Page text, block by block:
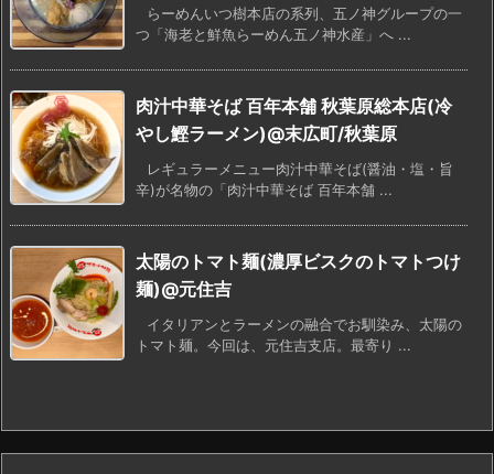
らーめんいつ樹本店の系列、五ノ神グループの一
つ「海老と鮮魚らーめん五ノ神水産」へ ...
肉汁中華そば 百年本舗 秋葉原総本店(冷
やし鰹ラーメン)@末広町/秋葉原
レギュラーメニュー肉汁中華そば(醤油・塩・旨
辛)が名物の「肉汁中華そば 百年本舗 ...
太陽のトマト麺(濃厚ビスクのトマトつけ
麺)@元住吉
イタリアンとラーメンの融合でお馴染み、太陽の
トマト麺。今回は、元住吉支店。最寄り ...